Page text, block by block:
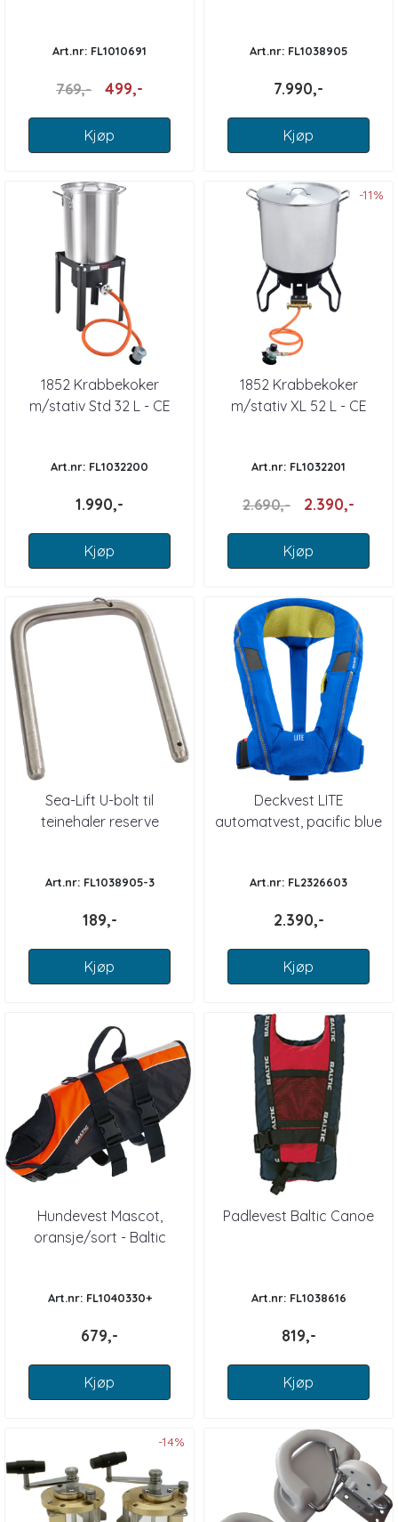
Art.nr: FL1010691
769,- 499,-
Kjøp
Art.nr: FL1038905
7.990,-
Kjøp
1852 Krabbekoker
m/stativ Std 32 L - CE
Art.nr: FL1032200
1.990,-
Kjøp
-11%
1852 Krabbekoker
m/stativ XL 52 L - CE
Art.nr: FL1032201
2.690,- 2.390,-
Kjøp
Sea-Lift U-bolt til
teinehaler reserve
Art.nr: FL1038905-3
189,-
Kjøp
Deckvest LITE
automatvest, pacific blue
Art.nr: FL2326603
2.390,-
Kjøp
Hundevest Mascot,
oransje/sort - Baltic
Art.nr: FL1040330+
679,-
Kjøp
Padlevest Baltic Canoe
Art.nr: FL1038616
819,-
Kjøp
-14%